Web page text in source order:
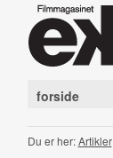
forside
Du er her:Artikler